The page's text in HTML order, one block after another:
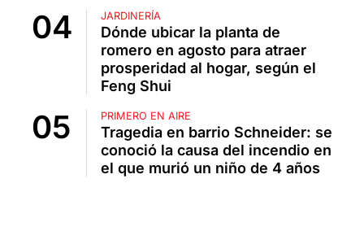
JARDINERÍA
Dónde ubicar la planta de
romero en agosto para atraer
prosperidad al hogar, según el
Feng Shui
PRIMERO EN AIRE
Tragedia en barrio Schneider: se
conoció la causa del incendio en
el que murió un niño de 4 años